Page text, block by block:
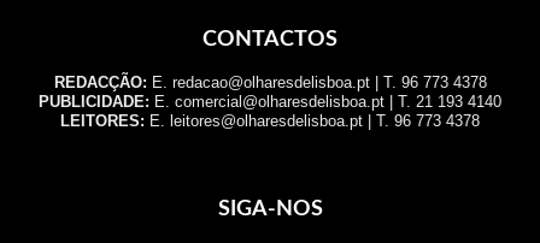
CONTACTOS
REDACÇÃO: E. redacao@olharesdelisboa.pt | T. 96 773 4378
PUBLICIDADE: E. comercial@olharesdelisboa.pt | T. 21 193 4140
LEITORES: E. leitores@olharesdelisboa.pt | T. 96 773 4378
SIGA-NOS